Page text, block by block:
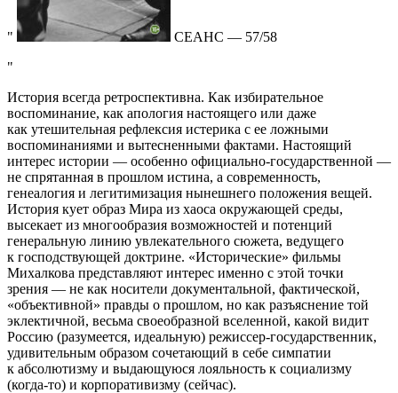
СЕАНС — 57/58
История всегда ретроспективна. Как избирательное
воспоминание, как апология настоящего или даже
как утешительная рефлексия истерика с ее ложными
воспоминаниями и вытесненными фактами. Настоящий
интерес истории — особенно официально-государственной —
не спрятанная в прошлом истина, а современность,
генеалогия и легитимизация нынешнего положения вещей.
История кует образ Мира из хаоса окружающей среды,
высекает из многообразия возможностей и потенций
генеральную линию увлекательного сюжета, ведущего
к господствующей доктрине. «Исторические» фильмы
Михалкова представляют интерес именно с этой точки
зрения — не как носители документальной, фактической,
«объективной» правды о прошлом, но как разъяснение той
эклектичной, весьма своеобразной вселенной, какой видит
Россию (разумеется, идеальную) режиссер-государственник,
удивительным образом сочетающий в себе симпатии
к абсолютизму и выдающуюся лояльность к социализму
(когда-то) и корпоративизму (сейчас).